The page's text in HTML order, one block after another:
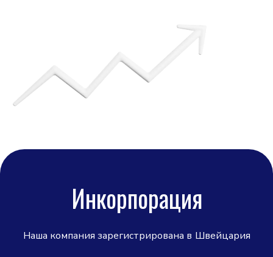
Инкорпорация
Наша компания зарегистрирована в Швейцария